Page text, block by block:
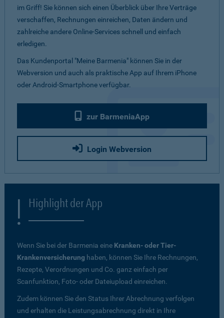
im Griff! Sie können sich einen Überblick über Ihre Verträge
verschaffen, Rechnungen einreichen, Daten ändern und
zahlreiche andere Online-Services schnell und einfach
erledigen.
Das Kundenportal "Meine Barmenia" können Sie in der
Webversion und auch als praktische App auf Ihrem iPhone
oder Android-Smartphone verfügbar.
zur BarmeniaApp
Login Webversion
Highlight der App
Wenn Sie bei der Barmenia eine Kranken- oder Tier-
Krankenversicherung haben, können Sie Ihre Rechnungen,
Rezepte, Verordnungen und Co. ganz einfach per
Scanfunktion, Foto- oder Dateiupload einreichen.
Zudem können Sie den Status Ihrer Abrechnung verfolgen
und erhalten die Leistungsabrechnung direkt in Ihre